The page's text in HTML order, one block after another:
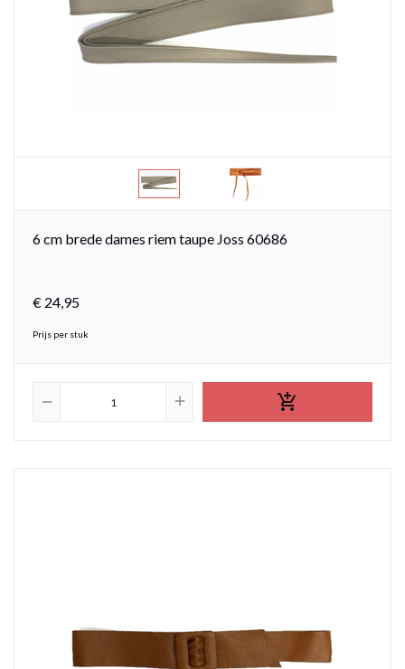
6 cm brede dames riem taupe Joss 60686
€ 24,95
Prijs per stuk
remove add 